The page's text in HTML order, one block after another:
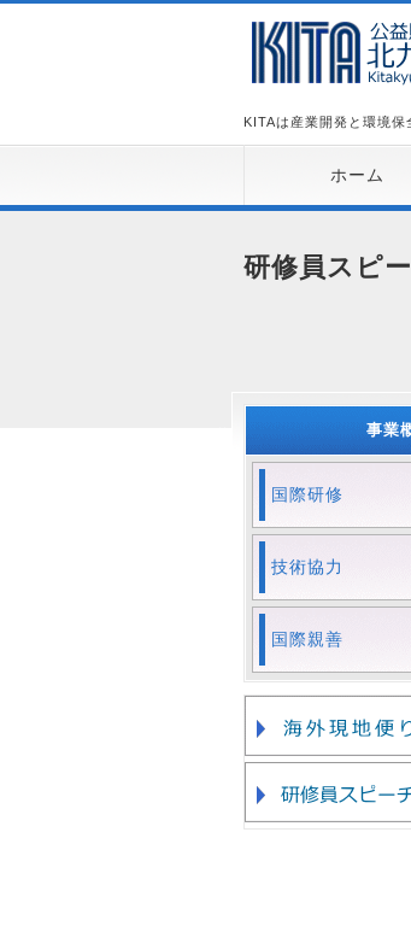
KITAは産業開発と環境保
ホーム
研修員スピ
事業
国際研修
技術協力
国際親善